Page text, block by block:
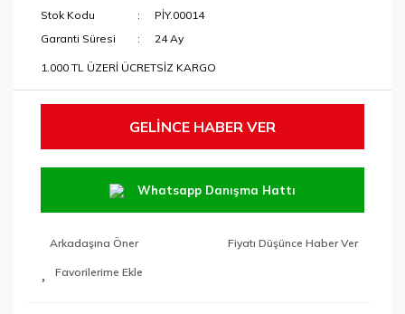
Stok Kodu
PİY.00014
Garanti Süresi
24 Ay
1.000 TL ÜZERİ ÜCRETSİZ KARGO
GELİNCE HABER VER
Whatsapp Danışma Hattı
Arkadaşına Öner Fiyatı Düşünce Haber Ver